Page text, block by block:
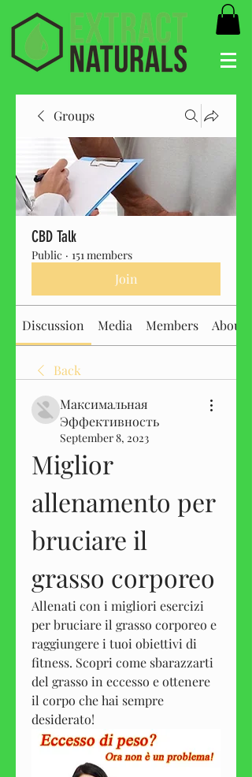
Groups
CBD Talk
Public · 151 members
Join
Discussion Media Members About
Back
Максимальная
Эффективность
September 8, 2023
Miglior
allenamento per
bruciare il
grasso corporeo
Allenati con i migliori esercizi
per bruciare il grasso corporeo e
raggiungere i tuoi obiettivi di
fitness. Scopri come sbarazzarti
del grasso in eccesso e ottenere
il corpo che hai sempre
desiderato!